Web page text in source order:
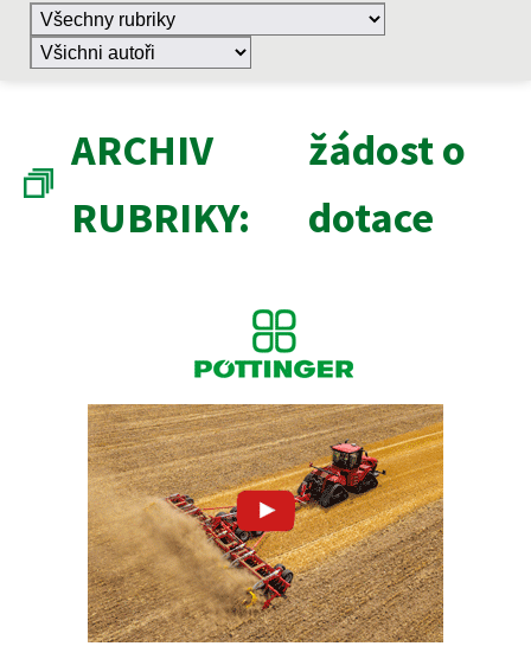
ARCHIV
RUBRIKY:
žádost o
dotace